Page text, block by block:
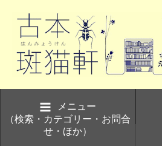
メニュー
（検索・カテゴリー・お問合
せ・ほか）